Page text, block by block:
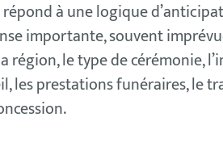
à une logique
importante, souvent
région, le type de cérémonie,
les prestations funéraires, le